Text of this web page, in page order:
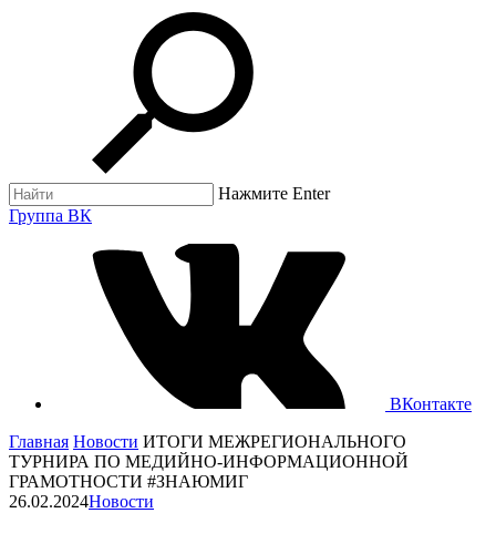
Нажмите Enter
Группа ВК
ВКонтакте
Главная Новости ИТОГИ МЕЖРЕГИОНАЛЬНОГО
ТУРНИРА ПО МЕДИЙНО-ИНФОРМАЦИОННОЙ
ГРАМОТНОСТИ #ЗНАЮМИГ
26.02.2024Новости